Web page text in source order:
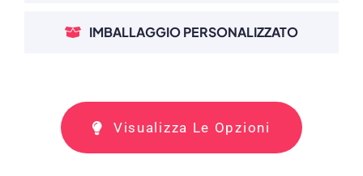
IMBALLAGGIO PERSONALIZZATO
Visualizza Le Opzioni